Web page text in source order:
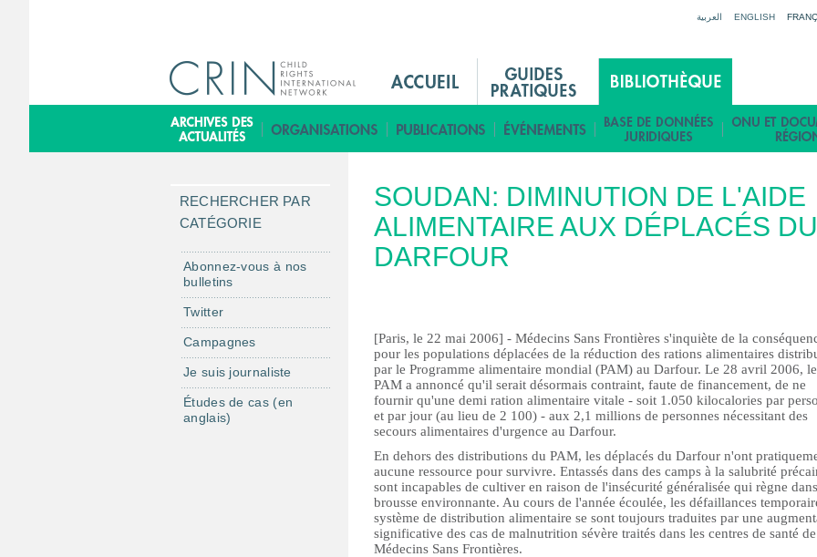
العربية ENGLISH
i
n
e
n
u
F
i
SOUDAN: DIMINUTION DE L'AIDE
ALIMENTAIRE AUX DÉPLACÉS DU
DARFOUR
[Paris, le 22 mai 2006] - Médecins Sans Frontières s'inquiète de la
pour les populations déplacées de la réduction des rations alimentaires
par le Programme alimentaire mondial (PAM) au Darfour. Le 28 avril 2006, le
PAM a annoncé qu'il serait désormais contraint, faute de financement, de ne
fournir qu'une demi ration alimentaire vitale - soit 1.050 kilocalories par
et par jour (au lieu de 2 100) - aux 2,1 millions de personnes nécessitant des
secours alimentaires d'urgence au Darfour.
En dehors des distributions du PAM, les déplacés du Darfour n'ont
aucune ressource pour survivre. Entassés dans des camps à la salubrité
sont incapables de cultiver en raison de l'insécurité généralisée qui règne
brousse environnante. Au cours de l'année écoulée, les défaillances
système de distribution alimentaire se sont toujours traduites par une
significative des cas de malnutrition sévère traités dans les centres de santé de
Médecins Sans Frontières.
RECHERCHER PAR
CATÉGORIE
Abonnez-vous à nos
bulletins
Twitter
Campagnes
Je suis journaliste
Études de cas (en
anglais)